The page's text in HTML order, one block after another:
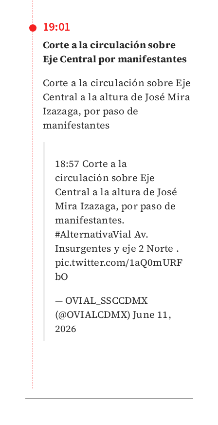
19:01
Corte a la circulación sobre
Eje Central por manifestantes
Corte a la circulación sobre Eje
Central a la altura de José Mira
Izazaga, por paso de
manifestantes
18:57 Corte a la
circulación sobre Eje
Central a la altura de José
Mira Izazaga, por paso de
manifestantes.
#AlternativaVial Av.
Insurgentes y eje 2 Norte .
pic.twitter.com/1aQ0mURF
bO
— OVIAL_SSCCDMX
(@OVIALCDMX)June 11,
2026